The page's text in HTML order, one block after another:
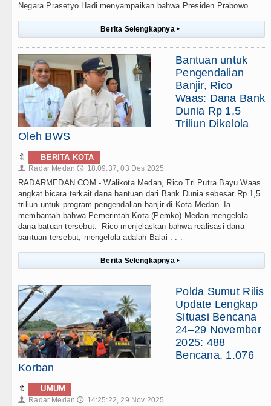
Negara Prasetyo Hadi menyampaikan bahwa Presiden Prabowo . . .
Berita Selengkapnya ▸
Bantuan untuk
Pengendalian
Banjir, Rico
Waas: Dana Bank
Dunia Rp 1,5
Triliun Dikelola
Oleh BWS
🔖 BERITA KOTA
👤 Radar Medan 🕔 18:09:37, 03 Des 2025
RADARMEDAN.COM - Walikota Medan, Rico Tri Putra Bayu Waas
angkat bicara terkait dana bantuan dari Bank Dunia sebesar Rp 1,5
triliun untuk program pengendalian banjir di Kota Medan. Ia
membantah bahwa Pemerintah Kota (Pemko) Medan mengelola
dana batuan tersebut. Rico menjelaskan bahwa realisasi dana
bantuan tersebut, mengelola adalah Balai . . .
Berita Selengkapnya ▸
Polda Sumut Rilis
Update Lengkap
Situasi Bencana
24–29 November
2025: 488
Bencana, 1.076
Korban
🔖 UMUM
👤 Radar Medan 🕔 14:25:22, 29 Nov 2025